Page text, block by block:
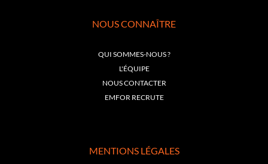
NOUS CONNAÎTRE
QUI SOMMES-NOUS ?
L'ÉQUIPE
NOUS CONTACTER
EMFOR RECRUTE
MENTIONS LÉGALES